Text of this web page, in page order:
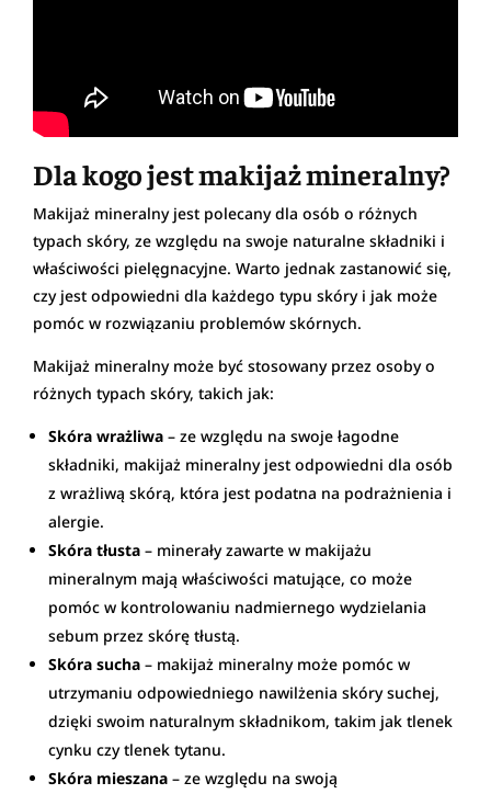
Dla kogo jest makijaż mineralny?
Makijaż mineralny jest polecany dla osób o różnych
typach skóry, ze względu na swoje naturalne składniki i
właściwości pielęgnacyjne. Warto jednak zastanowić się,
czy jest odpowiedni dla każdego typu skóry i jak może
pomóc w rozwiązaniu problemów skórnych.
Makijaż mineralny może być stosowany przez osoby o
różnych typach skóry, takich jak:
Skóra wrażliwa – ze względu na swoje łagodne
składniki, makijaż mineralny jest odpowiedni dla osób
z wrażliwą skórą, która jest podatna na podrażnienia i
alergie.
Skóra tłusta – minerały zawarte w makijażu
mineralnym mają właściwości matujące, co może
pomóc w kontrolowaniu nadmiernego wydzielania
sebum przez skórę tłustą.
Skóra sucha – makijaż mineralny może pomóc w
utrzymaniu odpowiedniego nawilżenia skóry suchej,
dzięki swoim naturalnym składnikom, takim jak tlenek
cynku czy tlenek tytanu.
Skóra mieszana – ze względu na swoją